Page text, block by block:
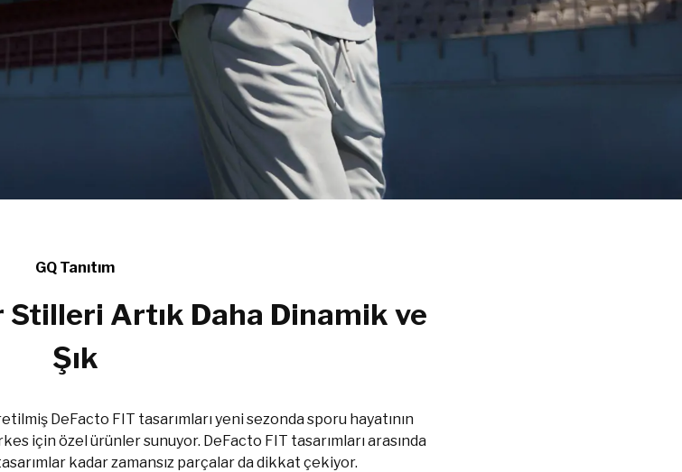
GQ Tanıtım
Stilleri Artık Daha Dinamik ve
Şık
DeFacto FIT tasarımları yeni sezonda sporu hayatının
için özel ürünler sunuyor. DeFacto FIT tasarımları arasında
kadar zamansız parçalar da dikkat çekiyor.